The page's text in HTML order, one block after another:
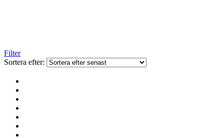
Filter
Sortera efter: